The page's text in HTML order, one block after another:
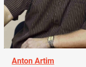
Anton Artim